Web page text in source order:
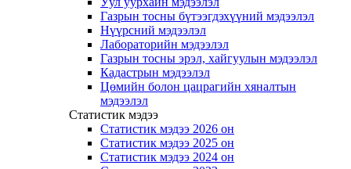
Газрын тосны бүтээгдэхүүний мэдээлэл
Нүүрсний мэдээлэл
Лабораторийн мэдээлэл
Газрын тосны эрэл, хайгуулын мэдээлэл
Кадастрын мэдээлэл
Цөмийн болон цацрагийн хяналтын
мэдээлэл
Статистик мэдээ
Статистик мэдээ 2026 он
Статистик мэдээ 2025 он
Статистик мэдээ 2024 он